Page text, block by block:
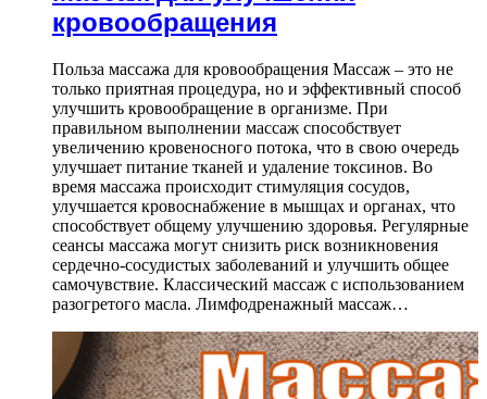
кровообращения
Польза массажа для кровообращения Массаж – это не
только приятная процедура, но и эффективный способ
улучшить кровообращение в организме. При
правильном выполнении массаж способствует
увеличению кровеносного потока, что в свою очередь
улучшает питание тканей и удаление токсинов. Во
время массажа происходит стимуляция сосудов,
улучшается кровоснабжение в мышцах и органах, что
способствует общему улучшению здоровья. Регулярные
сеансы массажа могут снизить риск возникновения
сердечно-сосудистых заболеваний и улучшить общее
самочувствие. Классический массаж с использованием
разогретого масла. Лимфодренажный массаж…